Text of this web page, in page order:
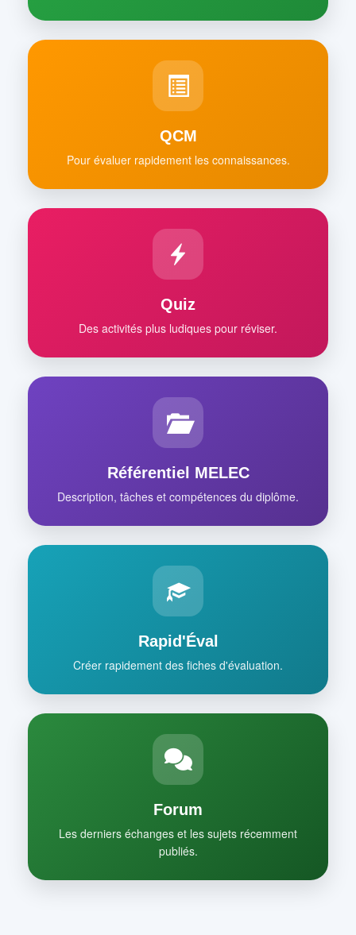
QCM
Pour évaluer rapidement les connaissances.
Quiz
Des activités plus ludiques pour réviser.
Référentiel MELEC
Description, tâches et compétences du diplôme.
Rapid'Éval
Créer rapidement des fiches d'évaluation.
Forum
Les derniers échanges et les sujets récemment
publiés.